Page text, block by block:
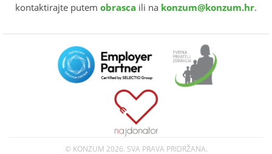
kontaktirajte putem obrasca ili na konzum@konzum.hr.
© KONZUM 2026. SVA PRAVA PRIDRŽANA.